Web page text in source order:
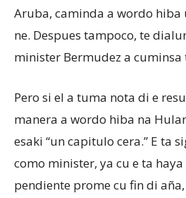
Aruba, caminda a wordo hiba
ne. Despues tampoco, te
minister Bermudez a
Pero si el a tuma nota di e
manera a wordo hiba na
esaki “un capitulo cera.” E ta
como minister, ya cu e ta
pendiente prome cu fin di